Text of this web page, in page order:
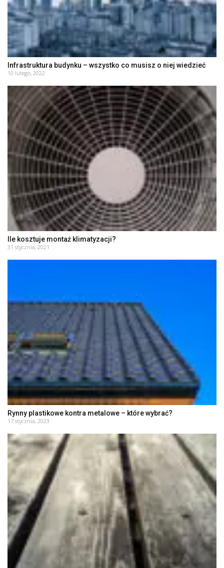
Infrastruktura budynku – wszystko co musisz o niej wiedzieć
10 lutego, 2022
Ile kosztuje montaż klimatyzacji?
31 stycznia, 2021
Rynny plastikowe kontra metalowe – które wybrać?
17 stycznia, 2023